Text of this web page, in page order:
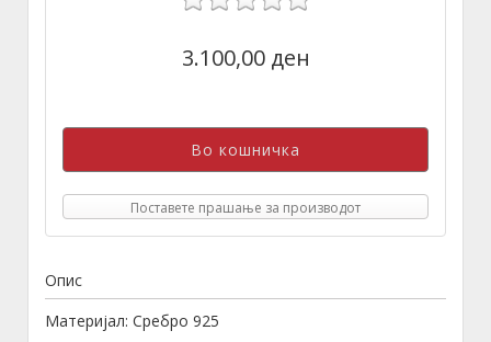
3.100,00 ден
Поставете прашање за производот
Опис
Материјал: Сребро 925